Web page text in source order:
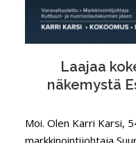
Laajaa
näkemystä
Moi. Olen Karri Karsi,